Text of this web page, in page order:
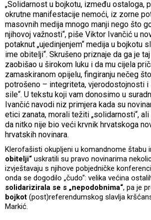
„Solidarnost u bojkotu, između ostaloga,
okrutne manifestacije nemoći, iz zorne
masovnih medija mnogo manji nego što
njihovoj važnosti“, piše Viktor Ivančić u
potaknut „ujedinjenjem“ medija u bojkotu
ime obitelji“. Skrušeno priznaje da ga je
zaobišao u širokom luku i da mu cijela
zamaskiranom opijelu, fingiranju nečeg
potrošeno – integriteta, vjerodostojnosti i
sile“. U tekstu koji vam donosimo u
Ivančić navodi niz primjera kada su
etici zanata, morali težiti „solidarnosti“,
da nitko nije bio veći krvnik hrvatskoga
hrvatskih novinara.
Klerofašisti okupljeni u komandnome štabu
obitelji“ uskratili su pravo novinarima
izvještavaju s njihove pobjedničke
onda se dogodilo „čudo“: velika većina
solidarizirala se s „nepodobnima“, pa je
bojkot (post)referendumskog slavlja
Markić.